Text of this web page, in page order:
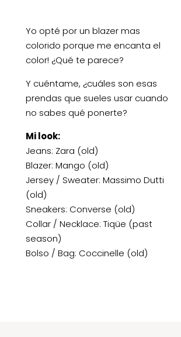
Yo opté por un blazer mas
colorido porque me encanta el
color! ¿Qué te parece?
Y cuéntame, ¿cuáles son esas
prendas que sueles usar cuando
no sabes qué ponerte?
Mi look:
Jeans: Zara (old)
Blazer: Mango (old)
Jersey / Sweater: Massimo Dutti
(old)
Sneakers: Converse (old)
Collar / Necklace: Tiqüe (past
season)
Bolso / Bag: Coccinelle (old)